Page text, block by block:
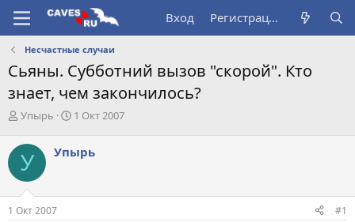
Вход Регистрация
Несчастные случаи
Сьяны. Субботний вызов "скорой". Кто
знает, чем закончилось?
А
т
о
р
т
е
м
Упырь
Д
а
ч
1 Окт 2007
У Упырь
1 Окт 2007 #1